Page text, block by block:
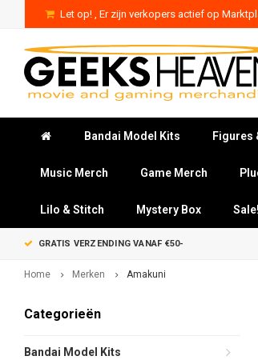
Let op! , Er zijn verkopers actief op
Bandai Model Kits Figures
Music Merch Game Merch
Lilo & Stitch Mystery Box Sale!
GRATIS VERZENDING VANAF €50-
Home Merken Amakuni
Categorieën
Bandai Model Kits